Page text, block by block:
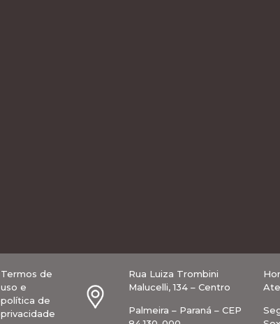
Termos de
uso e
política de
privacidade
Rua Luiza Trombini
Malucelli, 134 – Centro
Palmeira – Paraná – CEP